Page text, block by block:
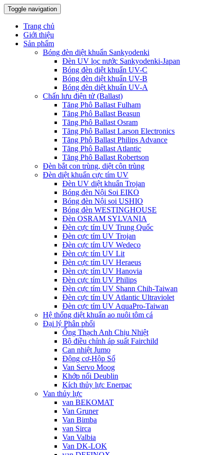
Toggle navigation
Trang chủ
Giới thiệu
Sản phẩm
Bóng đèn diệt khuẩn Sankyodenki
Đèn UV lọc nước Sankyodenki-Japan
Bóng đèn diệt khuẩn UV-C
Bóng đèn diệt khuẩn UV-B
Bóng đèn diệt khuẩn UV-A
Chấn lưu điện tử (Ballast)
Tăng Phô Ballast Fulham
Tăng Phô Ballast Beasun
Tăng Phô Ballast Osram
Tăng Phô Ballast Larson Electronics
Tăng Phô Ballast Philips Advance
Tăng Phô Ballast Atlantic
Tăng Phô Ballast Robertson
Đèn bắt con trùng, diệt côn trùng
Đèn diệt khuẩn cực tím UV
Đèn UV diệt khuẩn Trojan
Bóng đèn Nội Soi EIKO
Bóng đèn Nội soi USHIO
Bóng đèn WESTINGHOUSE
Đèn OSRAM SYLVANIA
Đèn cực tím UV Trung Quốc
Đèn cực tím UV Trojan
Đèn cực tím UV Wedeco
Đèn cực tím UV Lit
Đèn cực tím UV Heraeus
Đèn cực tím UV Hanovia
Đèn cực tím UV Philips
Đèn cực tím UV Shann Chih-Taiwan
Đèn cực tím UV Atlantic Ultraviolet
Đèn cực tím UV AquaPro-Taiwan
Hệ thống diệt khuẩn ao nuôi tôm cá
Đại lý Phân phối
Ống Thạch Anh Chịu Nhiệt
Bộ điều chỉnh áp suất Fairchild
Can nhiệt Jumo
Động cơ-Hộp Số
Van Servo Moog
Khớp nối Deublin
Kích thủy lực Enerpac
Van thủy lực
van BEKOMAT
Van Gruner
Van Bimba
van Sirca
Van Valbia
Van DK-LOK